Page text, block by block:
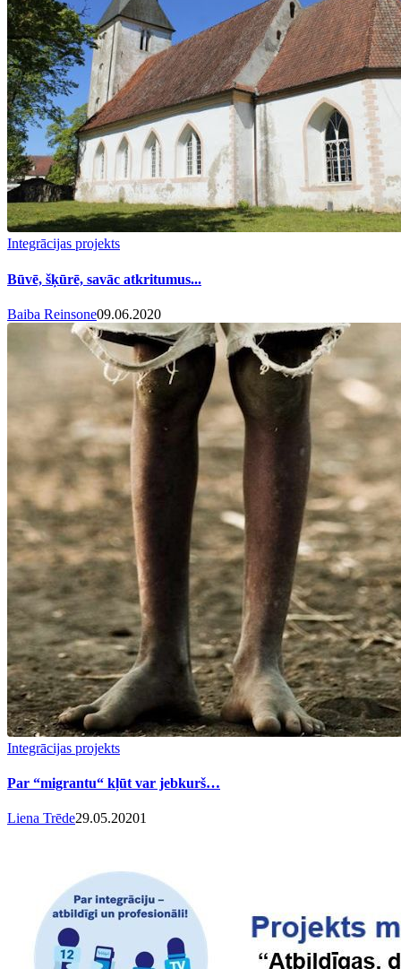
Integrācijas projekts
Būvē, šķūrē, savāc atkritumus...
Baiba Reinsone09.06.2020
Integrācijas projekts
Par “migrantu“ kļūt var jebkurš…
Liena Trēde29.05.20201